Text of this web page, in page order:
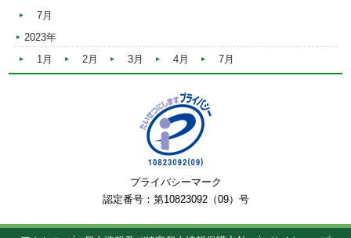
7月
2023年
1月
2月 3月 4月 7月
プライバシーマーク
認定番号：第10823092（09）号